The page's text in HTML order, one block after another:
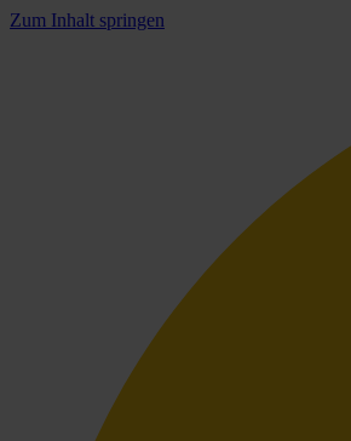
Zum Inhalt springen